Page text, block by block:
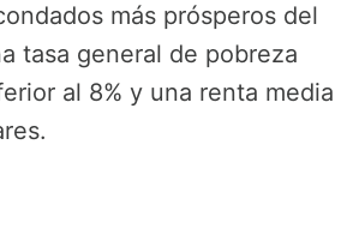
más prósperos del
tasa general de pobreza
al 8% y una renta media